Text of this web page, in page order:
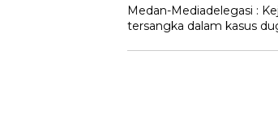
Medan-Mediadelegasi :
tersangka dalam kasus